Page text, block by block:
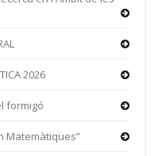
2026
formigó
Matemàtiques”